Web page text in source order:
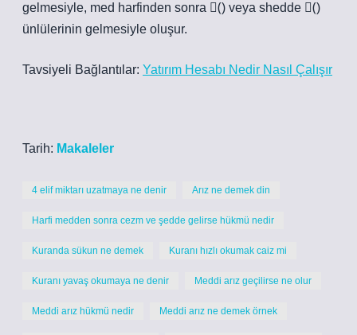
gelmesiyle, med harfinden sonra (ْ) veya shedde (ّ)
ünlülerinin gelmesiyle oluşur.
Tavsiyeli Bağlantılar: Yatırım Hesabı Nedir Nasıl Çalışır
Tarih: Makaleler
4 elif miktarı uzatmaya ne denir Arız ne demek din
Harfi medden sonra cezm ve şedde gelirse hükmü nedir
Kuranda sükun ne demek Kuranı hızlı okumak caiz mi
Kuranı yavaş okumaya ne denir Meddi arız geçilirse ne olur
Meddi arız hükmü nedir Meddi arız ne demek örnek